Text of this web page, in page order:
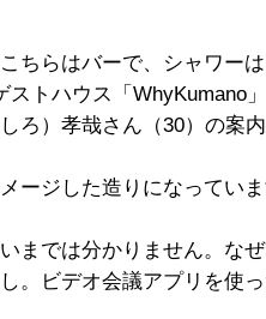
ちらはバーで、シャワー
トハウス「WhyKumano
ろ）孝哉さん（30）の案内
ージした造りになっていま
までは分かりません。な
。ビデオ会議アプリを使